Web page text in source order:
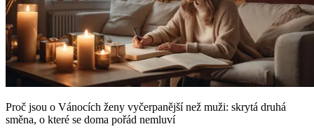
Proč jsou o Vánocích ženy vyčerpanější než muži: skrytá druhá
směna, o které se doma pořád nemluví